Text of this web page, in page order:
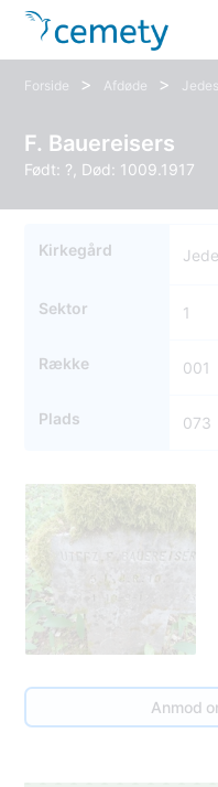
Forside > Afdøde >
F. Bauereisers
Født: ?, Død: 1009.1917
Kirkegård
Sektor 1
Række 001
Plads 073
Anmod